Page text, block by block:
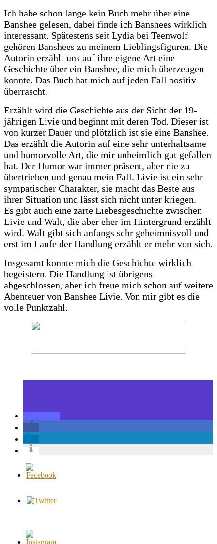
Ich habe schon lange kein Buch mehr über eine
Banshee gelesen, dabei finde ich Banshees wirklich
interessant. Spätestens seit Lydia bei Teenwolf
gehören Banshees zu meinem Lieblingsfiguren. Die
Autorin erzählt uns auf ihre eigene Art eine
Geschichte über ein Banshee, die mich überzeugen
konnte. Das Buch hat mich auf jeden Fall positiv
überrascht.
Erzählt wird die Geschichte aus der Sicht der 19-
jährigen Livie und beginnt mit deren Tod. Dieser ist
von kurzer Dauer und plötzlich ist sie eine Banshee.
Das erzählt die Autorin auf eine sehr unterhaltsame
und humorvolle Art, die mir unheimlich gut gefallen
hat. Der Humor war immer präsent, aber nie zu
übertrieben und genau mein Fall. Livie ist ein sehr
sympatischer Charakter, sie macht das Beste aus
ihrer Situation und lässt sich nicht unter kriegen.
Es gibt auch eine zarte Liebesgeschichte zwischen
Livie und Walt, die aber eher im Hintergrund erzählt
wird. Walt gibt sich anfangs sehr geheimnisvoll und
erst im Laufe der Handlung erzählt er mehr von sich.
Insgesamt konnte mich die Geschichte wirklich
begeistern. Die Handlung ist übrigens
abgeschlossen, aber ich freue mich schon auf weitere
Abenteuer von Banshee Livie. Von mir gibt es die
volle Punktzahl.